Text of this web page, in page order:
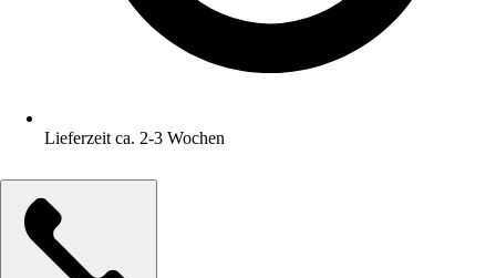
Lieferzeit ca. 2-3 Wochen